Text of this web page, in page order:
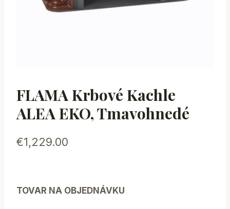
FLAMA Krbové Kachle
ALEA EKO, Tmavohnedé
€1,229.00
TOVAR NA OBJEDNÁVKU